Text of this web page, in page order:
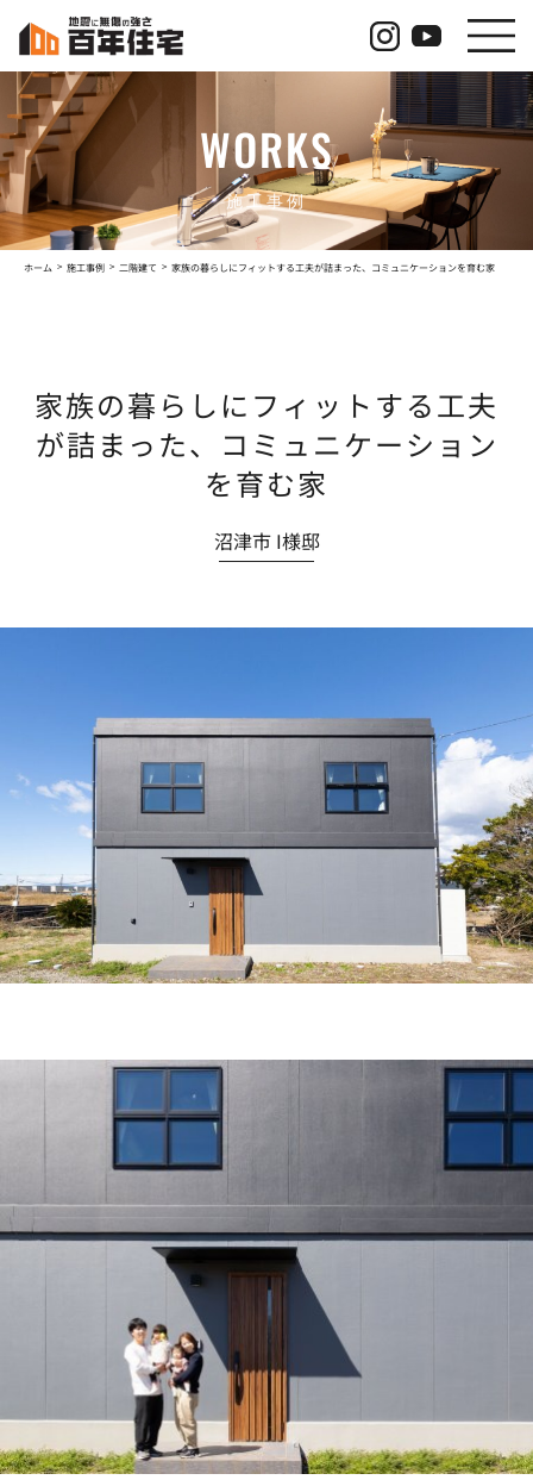
へ
ス
キ
ッ
プ
ョ
ン
に
移
動
WORKS
施工事例
ホーム 施工事例 二階建て 家族の暮らしにフィットする工夫が詰まった、コミュニケーションを育む家
家族の暮らしにフィットする工夫
が詰まった、コミュニケーション
を育む家
沼津市 I様邸